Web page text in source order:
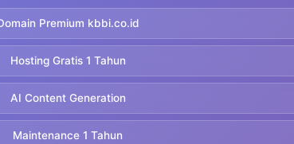
Premium kbbi.co.id
Hosting Gratis 1 Tahun
AI Content Generation
Maintenance 1 Tahun